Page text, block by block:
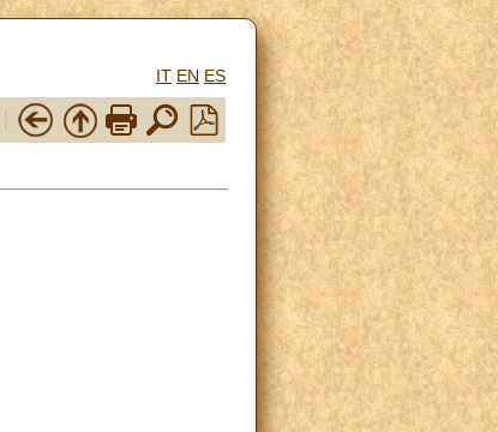
IT EN ES